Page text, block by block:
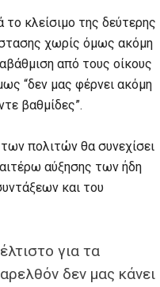
κλείσιμο της δεύτερης
χωρίς όμως ακόμη
από τους οίκους
“δεν μας φέρνει ακόμη
βαθμίδες”.
πολιτών θα συνεχίσει
αύξησης των ήδη
και του
για τα
δεν μας κάνει